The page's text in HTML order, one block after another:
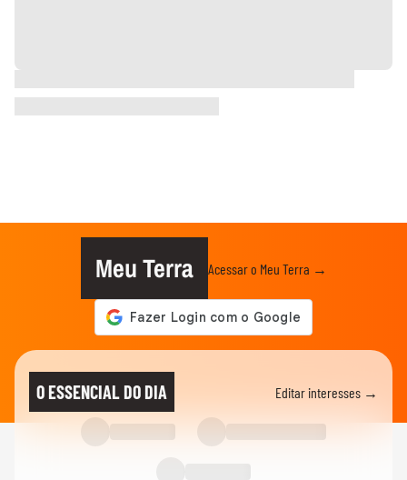
Meu Terra Acessar o Meu Terra →
O ESSENCIAL DO DIA Editar interesses →